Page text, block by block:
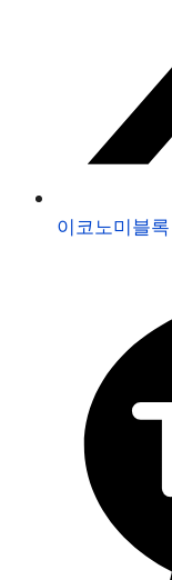
이코노미블